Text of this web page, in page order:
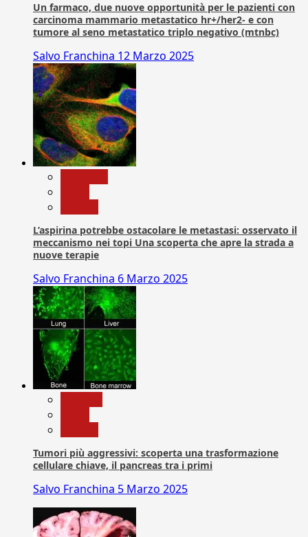
Un farmaco, due nuove opportunità per le pazienti con
carcinoma mammario metastatico hr+/her2- e con
tumore al seno metastatico triplo negativo (mtnbc)
Salvo Franchina 12 Marzo 2025
L’aspirina potrebbe ostacolare le metastasi: osservato il
meccanismo nei topi Una scoperta che apre la strada a
nuove terapie
Salvo Franchina 6 Marzo 2025
Tumori più aggressivi: scoperta una trasformazione
cellulare chiave, il pancreas tra i primi
Salvo Franchina 5 Marzo 2025